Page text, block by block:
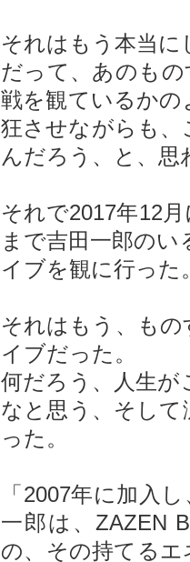
それはもう本当
だって、あのも
戦を観ているか
狂させながらも
んだろう、と、
それで2017年12
まで吉田一郎の
イブを観に行った
それはもう、も
イブだった。
何だろう、人生
なと思う、そし
った。
「2007年に加入
一郎は、ZAZEN
の、その持てる